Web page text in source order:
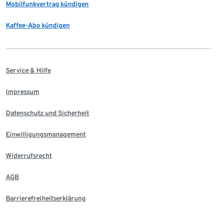
Mobilfunkvertrag kündigen
Kaffee-Abo kündigen
Service & Hilfe
Impressum
Datenschutz und Sicherheit
Einwilligungsmanagement
Widerrufsrecht
AGB
Barrierefreiheitserklärung